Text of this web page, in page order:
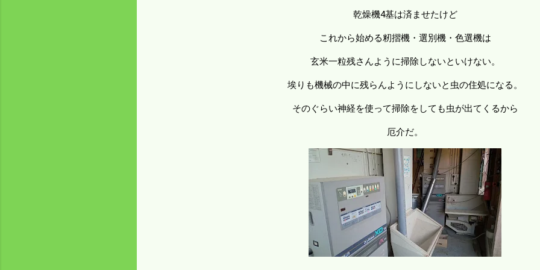
乾燥機4基は済ませたけど
これから始める籾摺機・選別機・色選機は
玄米一粒残さんように掃除しないといけない。
埃りも機械の中に残らんようにしないと虫の住処になる。
そのぐらい神経を使って掃除をしても虫が出てくるから
厄介だ。